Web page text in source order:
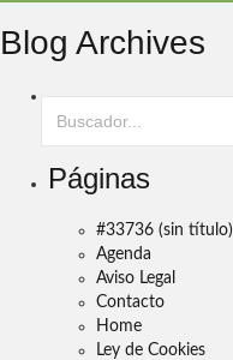
Blog Archives
Páginas
#33736 (sin título)
Agenda
Aviso Legal
Contacto
Home
Ley de Cookies